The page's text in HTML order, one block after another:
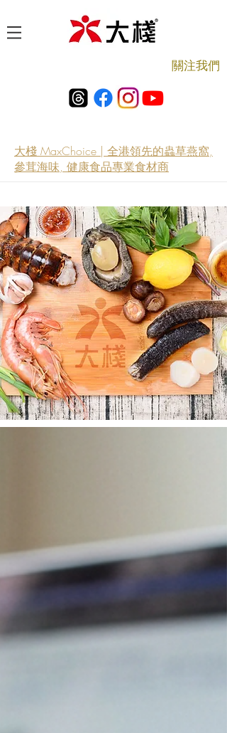
​關注我們
大棧 MaxChoice | 全港領先的蟲草燕窩,
參茸海味, 健康食品專業食材商